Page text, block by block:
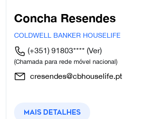
Concha Resendes
COLDWELL BANKER HOUSELIFE
(+351) 91803**** (Ver)
(Chamada para rede móvel nacional)
cresendes@cbhouselife.pt
Mais detalhes